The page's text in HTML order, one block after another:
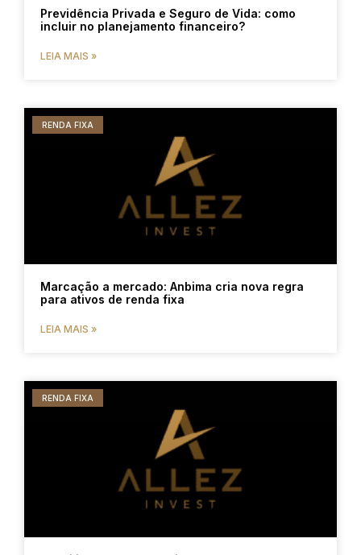
Previdência Privada e Seguro de Vida: como
incluir no planejamento financeiro?
LEIA MAIS »
RENDA FIXA
Marcação a mercado: Anbima cria nova regra
para ativos de renda fixa
LEIA MAIS »
RENDA FIXA